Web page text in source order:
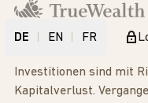
DE EN FR
Investitionen sind mit
Kapitalverlust.